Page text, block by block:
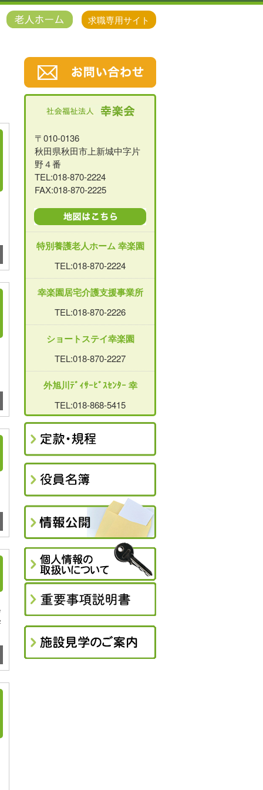
求職専用サイト
〒010-0136
秋田県秋田市上新城中字片
野４番
TEL:018-870-2224
FAX:018-870-2225
特別養護老人ホーム 幸楽園
TEL:018-870-2224
幸楽園居宅介護支援事業所
TEL:018-870-2226
ショートステイ幸楽園
TEL:018-870-2227
外旭川ﾃﾞｨｻｰﾋﾞｽｾﾝﾀｰ 幸
TEL:018-868-5415